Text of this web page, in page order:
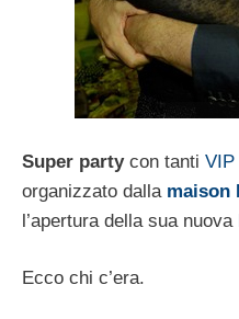
Super partycon tanti VIP
organizzato dalla maison
l’apertura della sua nuova
Ecco chi c’era.